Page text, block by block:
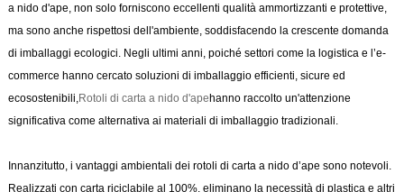
a nido d'ape, non solo forniscono eccellenti qualità ammortizzanti e protettive,
ma sono anche rispettosi dell'ambiente, soddisfacendo la crescente domanda
di imballaggi ecologici. Negli ultimi anni, poiché settori come la logistica e l’e-
commerce hanno cercato soluzioni di imballaggio efficienti, sicure ed
ecosostenibili, Rotoli di carta a nido d'apehanno raccolto un'attenzione
significativa come alternativa ai materiali di imballaggio tradizionali.
Innanzitutto, i vantaggi ambientali dei rotoli di carta a nido d’ape sono notevoli.
Realizzati con carta riciclabile al 100%, eliminano la necessità di plastica e altri